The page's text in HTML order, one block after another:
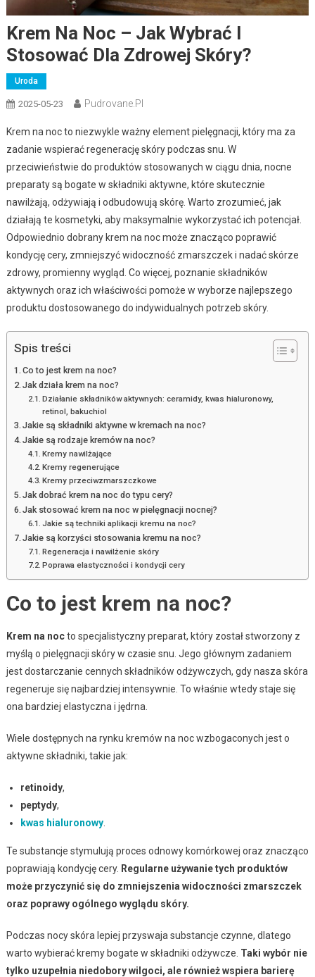
Krem Na Noc – Jak Wybrać I
Stosować Dla Zdrowej Skóry?
Uroda
2025-05-23 Pudrovane.pl
Krem na noc to niezwykle ważny element pielęgnacji, który ma za
zadanie wspierać regenerację skóry podczas snu. W
przeciwieństwie do produktów stosowanych w ciągu dnia, nocne
preparaty są bogate w składniki aktywne, które skutecznie
nawilżają, odżywiają i odbudowują skórę. Warto zrozumieć, jak
działają te kosmetyki, aby maksymalnie wykorzystać ich potencjał.
Odpowiednio dobrany krem na noc może znacząco poprawić
kondycję cery, zmniejszyć widoczność zmarszczek i nadać skórze
zdrowy, promienny wygląd. Co więcej, poznanie składników
aktywnych oraz ich właściwości pomoże w wyborze najlepszego
produktu dostosowanego do indywidualnych potrzeb skóry.
Spis treści
Co to jest krem na noc?
Jak działa krem na noc?
Działanie składników aktywnych: ceramidy, kwas hialuronowy,
retinol, bakuchiol
Jakie są składniki aktywne w kremach na noc?
Jakie są rodzaje kremów na noc?
Kremy nawilżające
Kremy regenerujące
Kremy przeciwzmarszczkowe
Jak dobrać krem na noc do typu cery?
Jak stosować krem na noc w pielęgnacji nocnej?
Jakie są techniki aplikacji kremu na noc?
Jakie są korzyści stosowania kremu na noc?
Regeneracja i nawilżenie skóry
Poprawa elastyczności i kondycji cery
Co to jest krem na noc?
Krem na nocto specjalistyczny preparat, który został stworzony z
myślą o pielęgnacji skóry w czasie snu. Jego głównym zadaniem
jest dostarczanie cennych składników odżywczych, gdy nasza skóra
regeneruje się najbardziej intensywnie. To właśnie wtedy staje się
ona bardziej elastyczna i jędrna.
Wiele dostępnych na rynku kremów na noc wzbogaconych jest o
aktywne składniki, takie jak:
retinoidy,
peptydy,
kwas hialuronowy.
Te substancje stymulują proces odnowy komórkowej oraz znacząco
poprawiają kondycję cery. Regularne używanie tych produktów
może przyczynić się do zmniejszenia widoczności zmarszczek
oraz poprawy ogólnego wyglądu skóry.
Podczas nocy skóra lepiej przyswaja substancje czynne, dlatego
warto wybierać kremy bogate w składniki odżywcze. Taki wybór nie
tylko uzupełnia niedobory wilgoci, ale również wspiera barierę